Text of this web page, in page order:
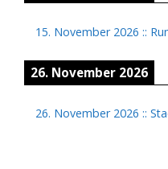
15. November 2026 ::
26. November 2026
26. November 2026 ::